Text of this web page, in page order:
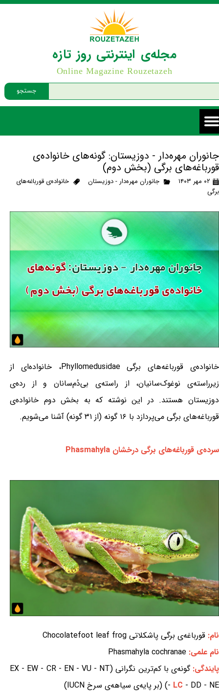
جستجو
مجله‌ی اینترنتی روز تازه
Online Magazine Rouzetazeh
جانوران مهره‌دار - دوزیستان: گونه‌های خانواده‌ی
قورباغه‌های برگی (بخش دوم)
۰۲ مهر ۱۴۰۳ جانوران مهره‌دار - دوزیستان
خانواده‌ی قورباغه‌های
برگی
خانواده‌ی قورباغه‌های برگی Phyllomedusidae، خانواده‌ای از
زیرراسته‌ی نوغوک‌سانیان، از راسته‌ی بی‌دُم‌سانان و از رده‌ی
دوزیستان هستند. در این نوشته که به بخش دوم خانواده‌ی
قورباغه‌های برگی می‌پردازد با ۱۶ گونه (از ۳۱ گونه) آشنا می‌شویم.
سرده‌ی قورباغه‌های برگی درخشان Phasmahyla
نام: قورباغه‌ی برگی پاشکلاتی Chocolatefoot leaf frog
نام علمی: Phasmahyla cochranae
پایندگی:
گونه‌ی با کم‌ترین نگرانی (EX - EW - CR - EN - VU - NT
- LC - DD - NE) (بر پایه‌ی سیاهه‌ی سرخ IUCN)